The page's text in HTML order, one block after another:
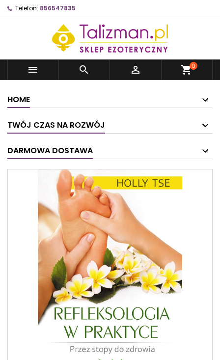
Telefon: 856547835
   shopping_cart0
HOME
TWÓJ CZAS NA ROZWÓJ
DARMOWA DOSTAWA